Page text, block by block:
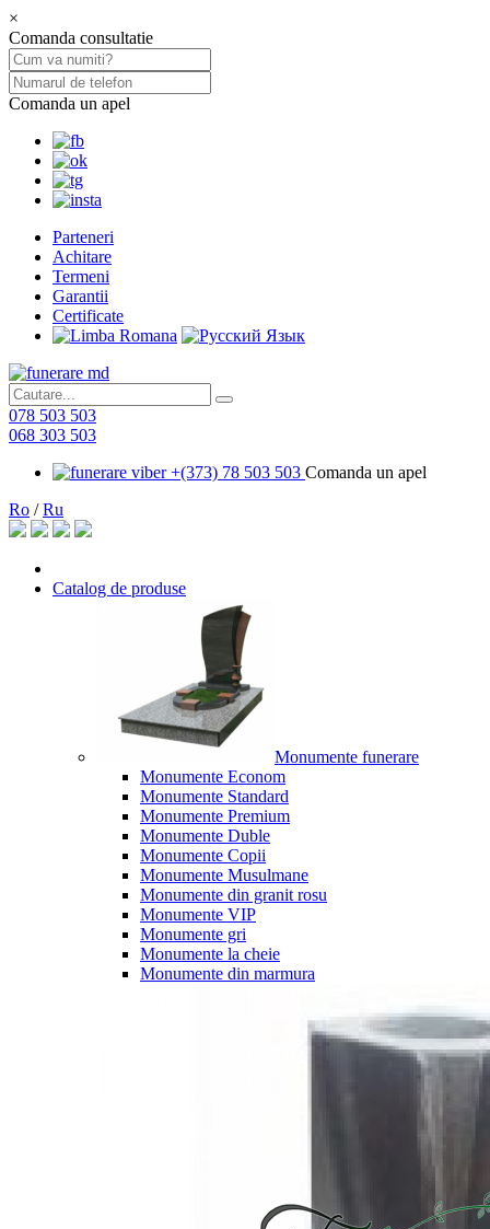
×
Comanda consultatie
Comanda un apel
Parteneri
Achitare
Termeni
Garantii
Certificate
078 503 503
068 303 503
+(373) 78 503 503 Comanda un apel
Ro /Ru
Catalog de produse
Monumente funerare
Monumente Econom
Monumente Standard
Monumente Premium
Monumente Duble
Monumente Copii
Monumente Musulmane
Monumente din granit rosu
Monumente VIP
Monumente gri
Monumente la cheie
Monumente din marmura